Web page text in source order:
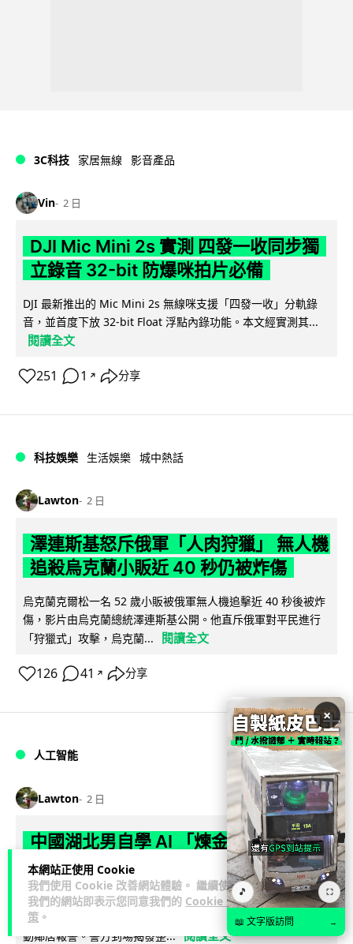
本網站正使用 Cookie
我們使用 Cookie 改善網站體驗。 繼續使用
我們的網站即表示您同意我們的 Cookie 政
策 。
3C科技 家居無線 影音產品
Vin 2 日
DJI Mic Mini 2s 實測 四發一收同步獨
立錄音 32-bit 防爆咪拍片必備
DJI 最新推出的 Mic Mini 2s 無線咪支援「四發一收」分軌錄
音，並首度下放 32-bit Float 浮點內錄功能。本文經實測其...
閱讀全文
251 1 ↗ 分享
科技娛樂 生活娛樂 城中熱話
Lawton 2 日
澤連斯基怒斥俄軍「人肉狩獵」 無人機
追殺烏克蘭小販近 40 秒仍被炸傷
烏克蘭克爾松一名 52 歲小販被俄軍無人機追擊近 40 秒後被炸
傷，影片由烏克蘭總統澤連斯基公開。他直斥俄軍對平民進行
「狩獵式」攻擊，烏克蘭...
閱讀全文
126 41 ↗ 分享
人工智能
Lawton 2 日
中國湖北男自學 AI 「煉金術」 屋內煉
金冒濃煙驚動全區
中國湖北黃石一名男子見金價高企，利用 AI 自學提煉黃金，在
租住單位私設高壓爐及作坊冶煉，過程產生大量刺鼻濃煙，驚
動鄰居報警。警方到場揭發整... 閱讀全文
×
🎵 ⛶
📖 文字版訪問 →